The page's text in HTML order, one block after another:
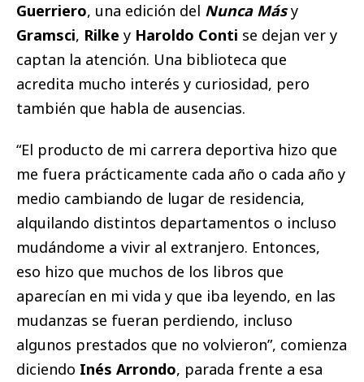
Guerriero, una edición del Nunca Másy
Gramsci, Rilke y Haroldo Conti se dejan ver y
captan la atención. Una biblioteca que
acredita mucho interés y curiosidad, pero
también que habla de ausencias.
“El producto de mi carrera deportiva hizo que
me fuera prácticamente cada año o cada año y
medio cambiando de lugar de residencia,
alquilando distintos departamentos o incluso
mudándome a vivir al extranjero. Entonces,
eso hizo que muchos de los libros que
aparecían en mi vida y que iba leyendo, en las
mudanzas se fueran perdiendo, incluso
algunos prestados que no volvieron”, comienza
diciendo Inés Arrondo, parada frente a esa